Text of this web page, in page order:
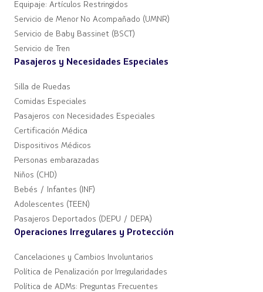
Equipaje: Artículos Restringidos
Servicio de Menor No Acompañado (UMNR)
Servicio de Baby Bassinet (BSCT)
Servicio de Tren
Pasajeros y Necesidades Especiales
Silla de Ruedas
Comidas Especiales
Pasajeros con Necesidades Especiales
Certificación Médica
Dispositivos Médicos
Personas embarazadas
Niños (CHD)
Bebés / Infantes (INF)
Adolescentes (TEEN)
Pasajeros Deportados (DEPU / DEPA)
Operaciones Irregulares y Protección
Cancelaciones y Cambios Involuntarios
Política de Penalización por Irregularidades
Política de ADMs: Preguntas Frecuentes